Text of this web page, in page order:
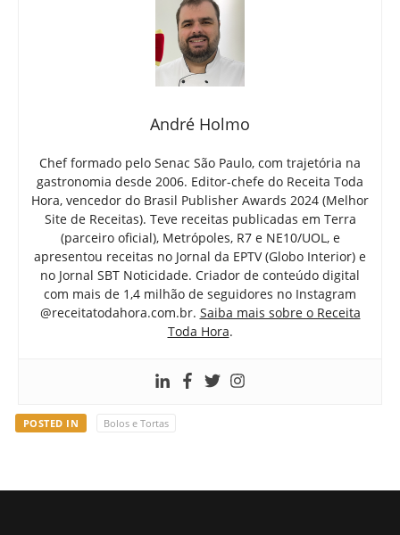
André Holmo
Chef formado pelo Senac São Paulo, com trajetória na
gastronomia desde 2006. Editor-chefe do Receita Toda
Hora, vencedor do Brasil Publisher Awards 2024 (Melhor
Site de Receitas). Teve receitas publicadas em Terra
(parceiro oficial), Metrópoles, R7 e NE10/UOL, e
apresentou receitas no Jornal da EPTV (Globo Interior) e
no Jornal SBT Noticidade. Criador de conteúdo digital
com mais de 1,4 milhão de seguidores no Instagram
@receitatodahora.com.br. Saiba mais sobre o Receita
Toda Hora.
POSTED IN Bolos e Tortas